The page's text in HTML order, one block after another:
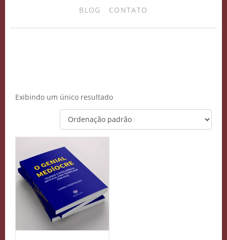
BLOG CONTATO
Exibindo um único resultado